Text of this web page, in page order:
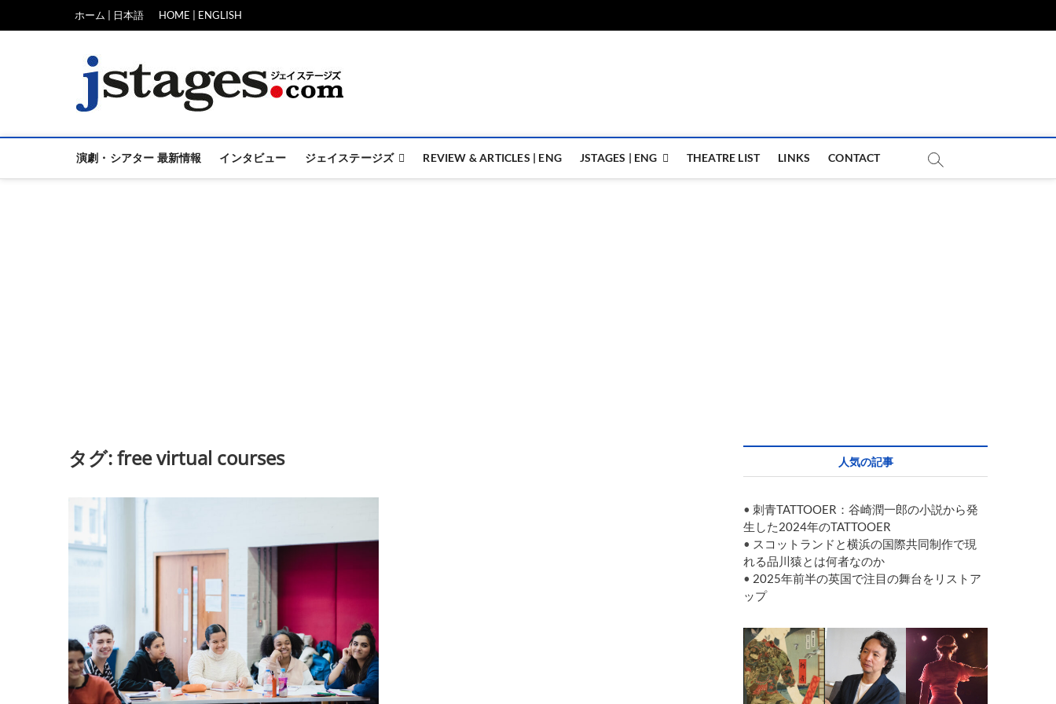
ホーム | 日本語 HOME | ENGLISH
演劇・シアター 最新情報 インタビュー ジェイステージズ REVIEW & ARTICLES | ENG JSTAGES | ENG THEATRE LIST LINKS CONTACT
タグ:free virtual courses 人気の記事
• 刺青TATTOOER：谷崎潤一郎の小説から発
生した2024年のTATTOOER
• スコットランドと横浜の国際共同制作で現
れる品川猿とは何者なのか
• 2025年前半の英国で注目の舞台をリストア
ップ